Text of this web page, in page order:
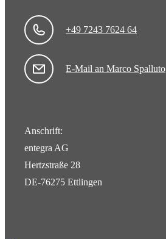
+49 7243 7624 64
E-Mail an Marco Spalluto
Anschrift:
entegra AG
Hertzstraße 28
DE-76275 Ettlingen